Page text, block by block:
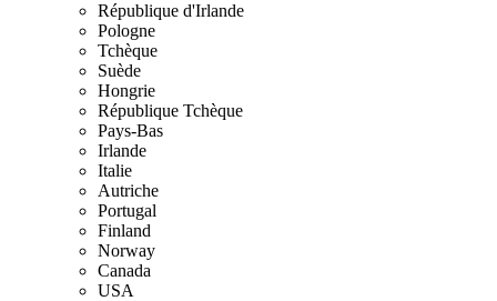
République d'Irlande
Pologne
Tchèque
Suède
Hongrie
République Tchèque
Pays-Bas
Irlande
Italie
Autriche
Portugal
Finland
Norway
Canada
USA